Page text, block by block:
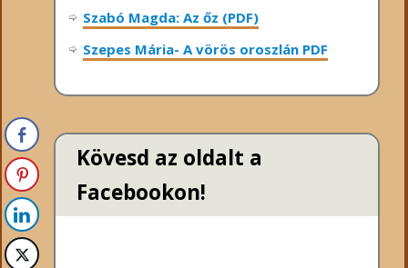
Szabó Magda: Az őz (PDF)
Szepes Mária- A vörös oroszlán PDF
Kövesd az oldalt a
Facebookon!